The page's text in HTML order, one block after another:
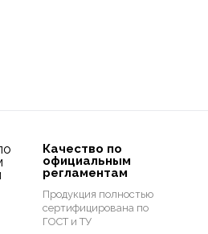
Качество по
официальным
регламентам
Продукция полностью
сертифицирована по
ГОСТ и ТУ